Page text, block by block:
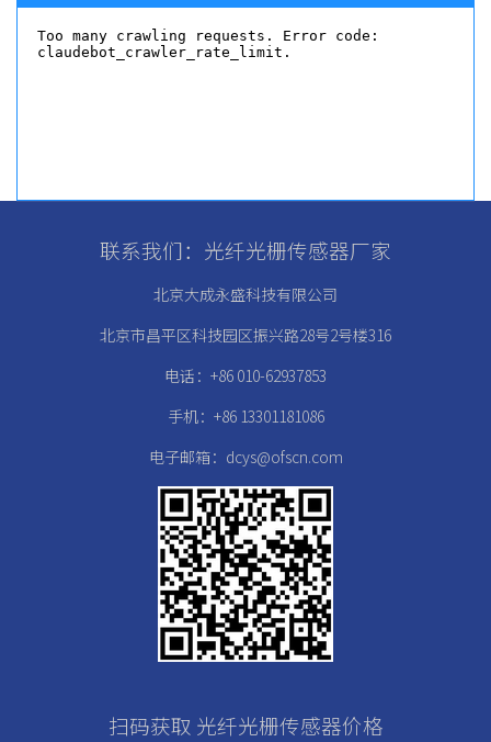
联系我们：光纤光栅传感器厂家
北京大成永盛科技有限公司
北京市昌平区科技园区振兴路28号2号楼316
电话：+86 010-62937853
手机：+86 13301181086
电子邮箱：dcys@ofscn.com
扫码获取 光纤光栅传感器价格